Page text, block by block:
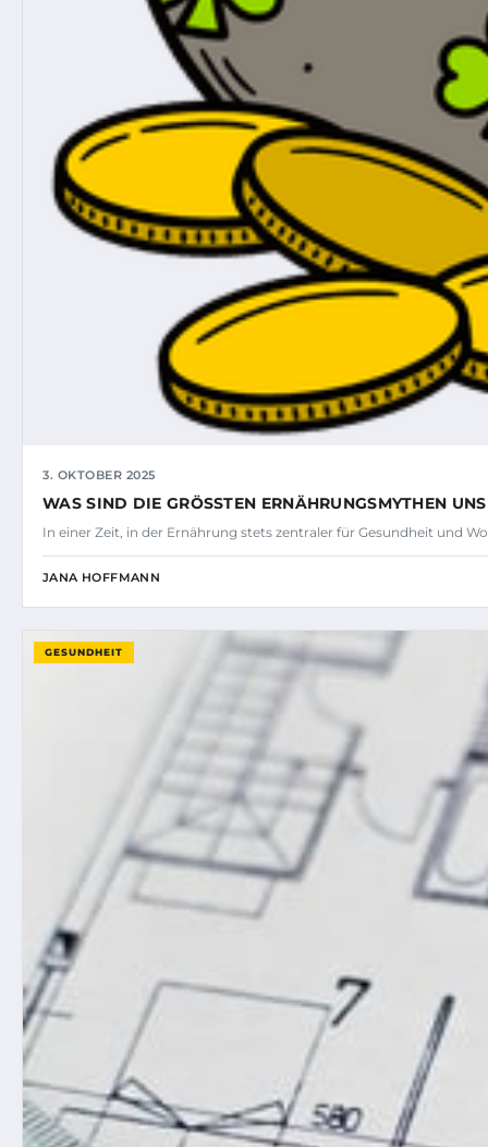
3. OKTOBER 2025
WAS SIND DIE GRÖSSTEN ERNÄHRUNGSMYTHEN
In einer Zeit, in der Ernährung stets zentraler für Gesundheit und
JANA HOFFMANN
GESUNDHEIT